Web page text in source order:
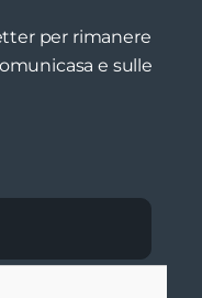
per rimanere
e sulle